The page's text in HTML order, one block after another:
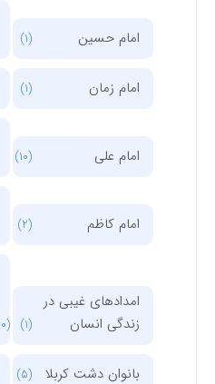
امام حسین
امام زمان
امام علی
امام کاظم
امدادهای غیبی در
زندگی انسان
(20)
بانوان دشت کربلا (5)